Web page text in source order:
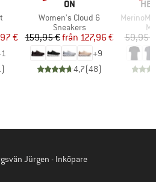
pris
€
1
)
VARUMÄRKE
ON
Produkter
Women's Cloud 6
Produktgrupp
Sneakers
Pris
159,95 € Reducerat pris
från 127,96 €
+9
4,7(48)
Produkter
MerinoMix150
59,95 €
Jürgen - Inköpare